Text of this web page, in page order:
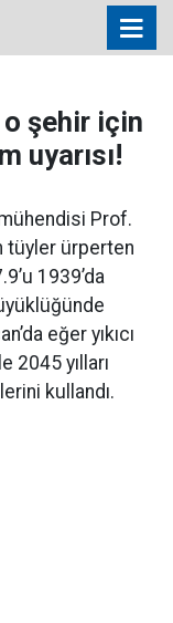
şehir için
uyarısı!
Prof.
tüyler ürperten
1939’da
eğer yıkıcı
2045 yılları
kullandı.